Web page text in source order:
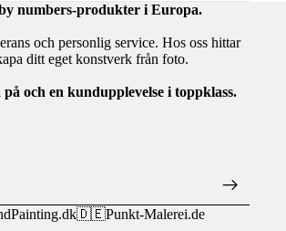
numbers-produkter i Europa.
och personlig service. Hos oss hittar
ditt eget konstverk från foto.
och en kundupplevelse i toppklass.
🇩🇪Punkt-Malerei.de